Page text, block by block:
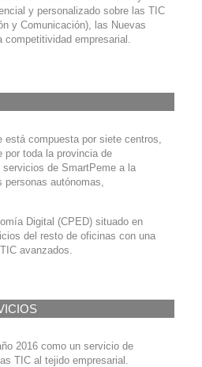
y personalizado sobre las TIC
y Comunicación), las Nuevas
competitividad empresarial.
está compuesta por siete centros,
por toda la provincia de
de SmartPeme a la
personas autónomas,
Digital (CPED) situado en
del resto de oficinas con una
avanzados.
2016 como un servicio de
TIC al tejido empresarial.